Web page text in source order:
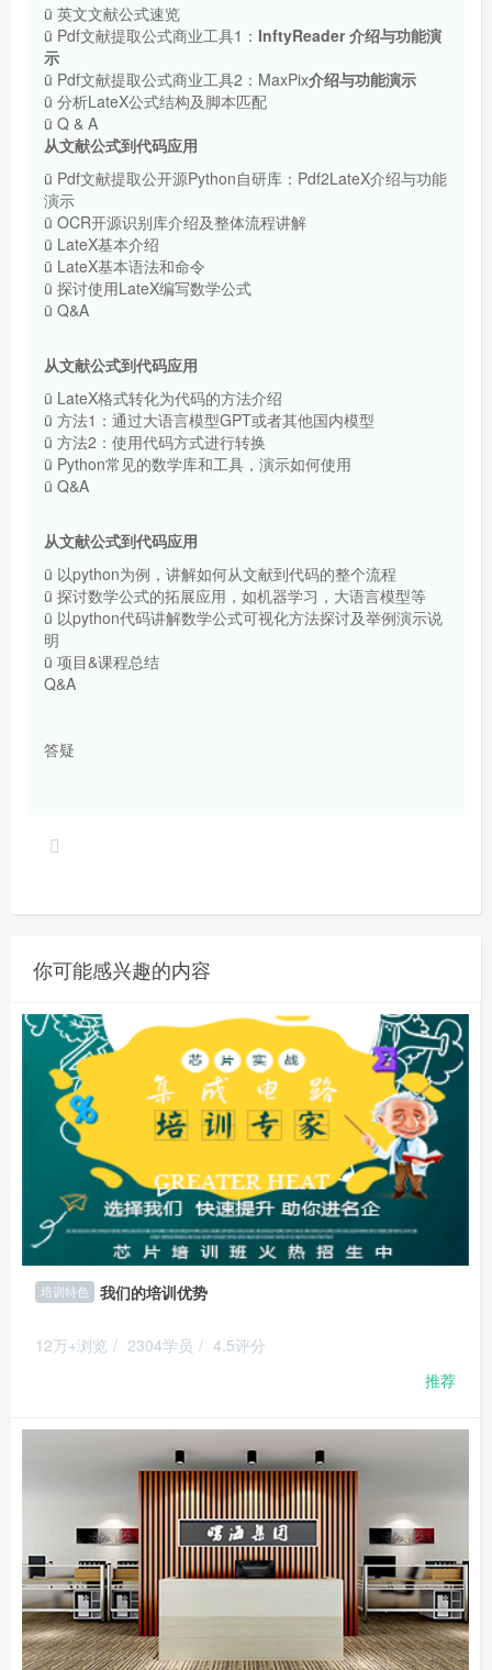
ü 英文文献公式速览
ü Pdf文献提取公式商业工具1： InftyReader介绍与功能演
示
ü Pdf文献提取公式商业工具2：MaxPix介绍与功能演示
ü 分析LateX公式结构及脚本匹配
ü Q & A
从文献公式到代码应用
ü Pdf文献提取公开源Python自研库：Pdf2LateX介绍与功能
演示
ü OCR开源识别库介绍及整体流程讲解
ü LateX基本介绍
ü LateX基本语法和命令
ü 探讨使用LateX编写数学公式
ü Q&A
从文献公式到代码应用
ü LateX格式转化为代码的方法介绍
ü 方法1：通过大语言模型GPT或者其他国内模型
ü 方法2：使用代码方式进行转换
ü Python常见的数学库和工具，演示如何使用
ü Q&A
从文献公式到代码应用
ü 以python为例，讲解如何从文献到代码的整个流程
ü 探讨数学公式的拓展应用，如机器学习，大语言模型等
ü 以python代码讲解数学公式可视化方法探讨及举例演示说
明
ü 项目&课程总结
Q&A
答疑
你可能感兴趣的内容
培训特色 我们的培训优势
12万+浏览 / 2304学员 / 4.5评分
推荐